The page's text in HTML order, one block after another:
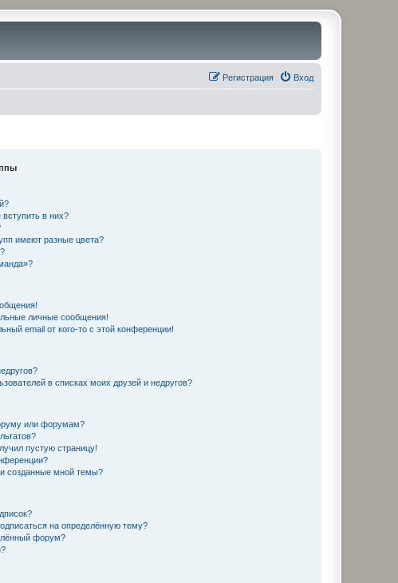
Вход
Регистрация
вступить в них?
имеют разные цвета?
личные сообщения!
email от кого-то с этой конференции!
в списках моих друзей и недругов?
или форумам?
пустую страницу!
созданные мной темы?
на определённую тему?
форум?